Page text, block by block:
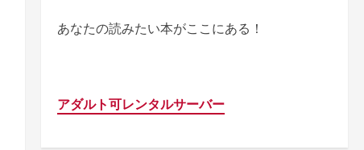
あなたの読みたい本がここにある！
アダルト可レンタルサーバー